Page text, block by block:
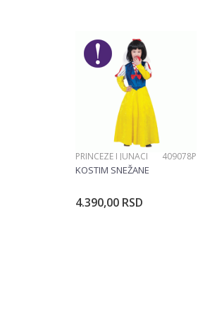
POŠALJI
PRINCEZE I JUNACI 409078P
KOSTIM SNEŽANE
4.390,00 RSD